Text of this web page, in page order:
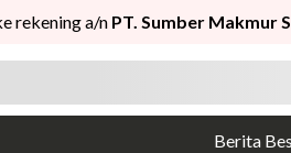
rekening a/n PT. Sumber Makmur
Berita